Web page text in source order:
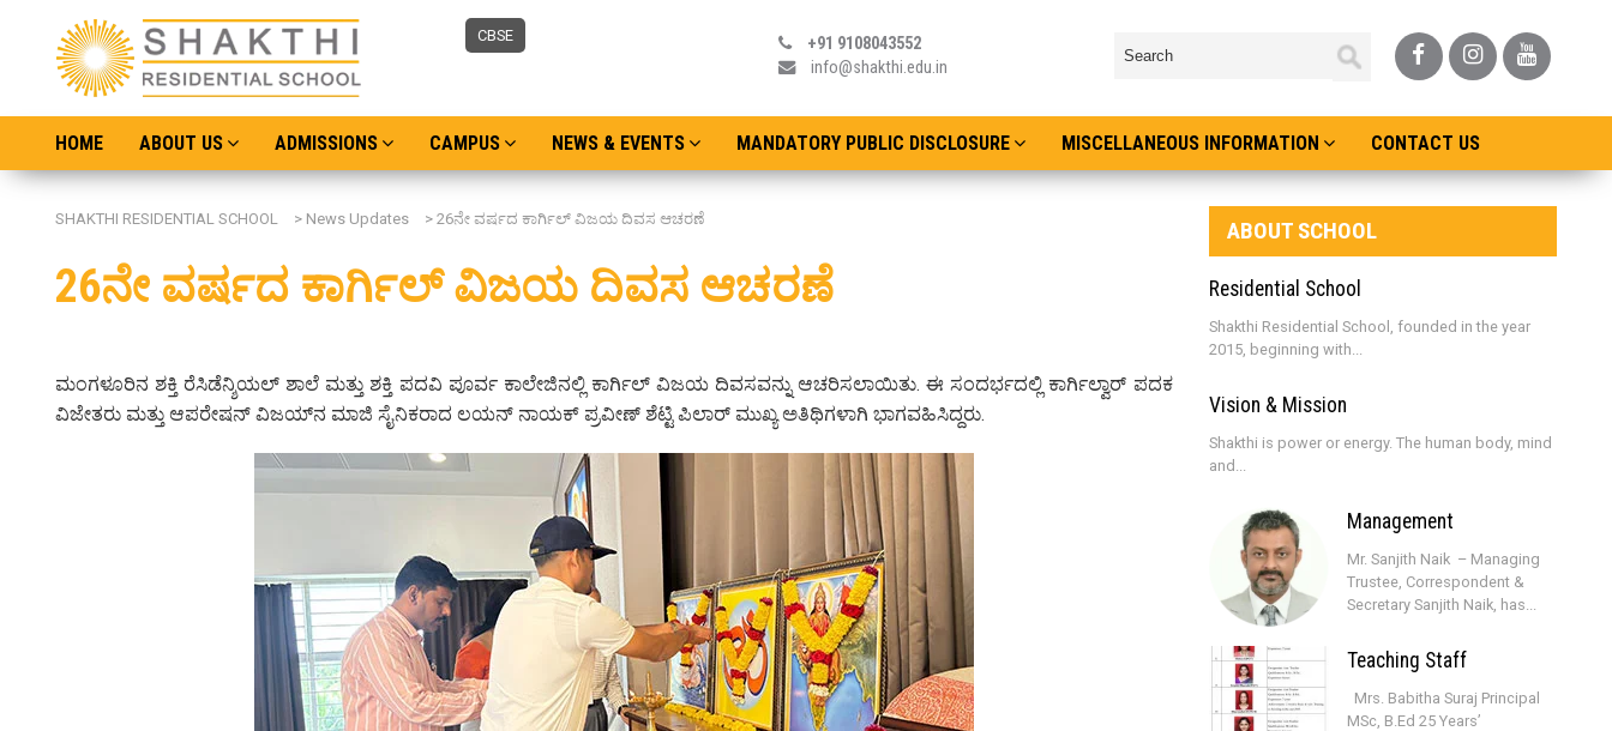
CBSE
+91 9108043552
info@shakthi.edu.in
HOME ABOUT US ADMISSIONS CAMPUS NEWS & EVENTS MANDATORY PUBLIC DISCLOSURE MISCELLANEOUS INFORMATION CONTACT US
SHAKTHI RESIDENTIAL SCHOOL > News Updates > 26ನೇ ವರ್ಷದ ಕಾರ್ಗಿಲ್ ವಿಜಯ ದಿವಸ ಆಚರಣೆ
26ನೇ ವರ್ಷದ ಕಾರ್ಗಿಲ್ ವಿಜಯ ದಿವಸ ಆಚರಣೆ
ಮಂಗಳೂರಿನ ಶಕ್ತಿ ರೆಸಿಡೆನ್ಶಿಯಲ್ ಶಾಲೆ ಮತ್ತು ಶಕ್ತಿ ಪದವಿ ಪೂರ್ವ ಕಾಲೇಜಿನಲ್ಲಿ ಕಾರ್ಗಿಲ್ ವಿಜಯ ದಿವಸವನ್ನು ಆಚರಿಸಲಾಯಿತು. ಈ ಸಂದರ್ಭದಲ್ಲಿ ಕಾರ್ಗಿಲ್ವಾರ್ ಪದಕ
ವಿಜೇತರು ಮತ್ತು ಆಪರೇಷನ್ ವಿಜಯ್‌ನ ಮಾಜಿ ಸೈನಿಕರಾದ ಲಯನ್ ನಾಯಕ್ ಪ್ರವೀಣ್ ಶೆಟ್ಟಿ ಪಿಲಾರ್ ಮುಖ್ಯ ಅತಿಥಿಗಳಾಗಿ ಭಾಗವಹಿಸಿದ್ದರು.
ABOUT SCHOOL
Residential School
Shakthi Residential School, founded in the year
2015, beginning with...
Vision & Mission
Shakthi is power or energy. The human body, mind
and...
Management
Mr. Sanjith Naik – Managing
Trustee, Correspondent &
Secretary Sanjith Naik, has...
Teaching Staff
Mrs. Babitha Suraj Principal
MSc, B.Ed 25 Years’